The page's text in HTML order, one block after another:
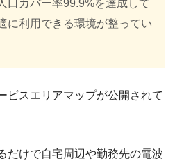
口カバー率99.9%を達成して
に利用できる環境が整ってい
ビスエリアマップが公開されて
だけで自宅周辺や勤務先の電波